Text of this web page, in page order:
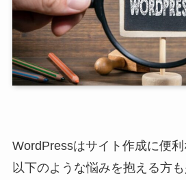
WordPressはサイト作成に便利
以下のような悩みを抱える方